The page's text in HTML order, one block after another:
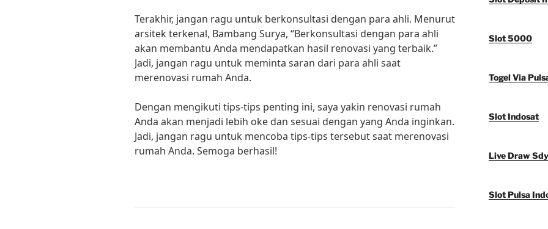
Terakhir, jangan ragu untuk berkonsultasi dengan para ahli. Menurut
arsitek terkenal, Bambang Surya, “Berkonsultasi dengan para ahli
akan membantu Anda mendapatkan hasil renovasi yang terbaik.”
Jadi, jangan ragu untuk meminta saran dari para ahli saat
merenovasi rumah Anda.
Dengan mengikuti tips-tips penting ini, saya yakin renovasi rumah
Anda akan menjadi lebih oke dan sesuai dengan yang Anda inginkan.
Jadi, jangan ragu untuk mencoba tips-tips tersebut saat merenovasi
rumah Anda. Semoga berhasil!
Slot 5000
Togel Via
Slot Indosat
Live Draw Sdy
Slot Pulsa